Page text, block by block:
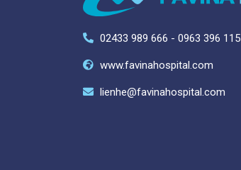
02433 989 666 - 0963 396 115
www.favinahospital.com
lienhe@favinahospital.com